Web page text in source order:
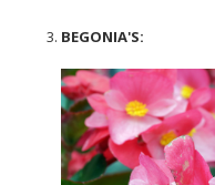
BEGONIA'S: